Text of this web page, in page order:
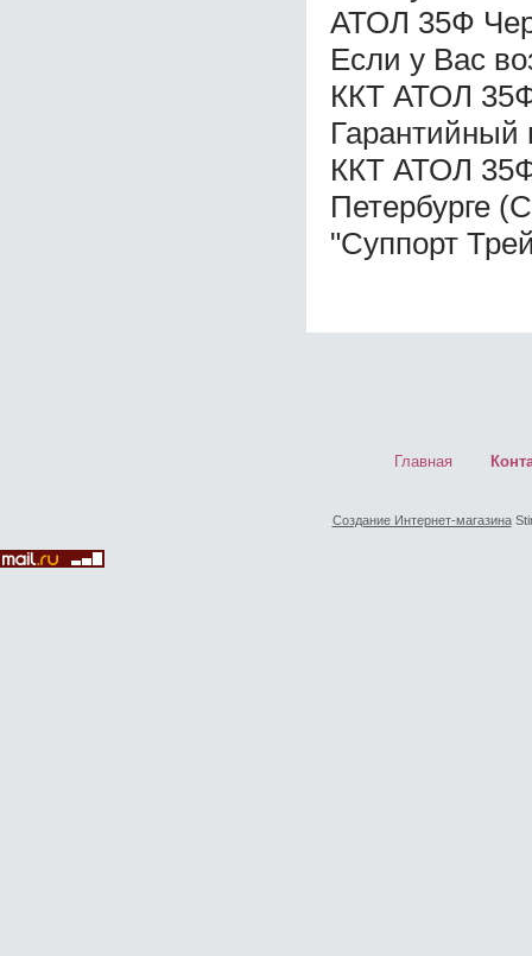
АТОЛ 35Ф
Если у Вас
ККТ АТОЛ
Гарантийный
ККТ АТОЛ
Петербурге
"Суппорт
Главная
Создание Интернет-магазина